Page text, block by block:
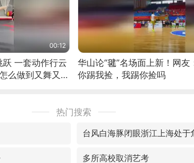
00:12
一套动作行云
么做到又舞又武
华山论“毽”名场面上新！网友
你踢我捡，我踢你捡吗
热门搜索
台风白海豚闭眼浙江上海处于
多所高校取消艺考